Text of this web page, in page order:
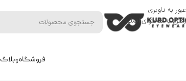
عبور به ناوبری
رفتن به محتوای اصلی
فروشگاهوبلاگ